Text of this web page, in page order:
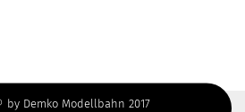
by Demko Modellbahn 2017